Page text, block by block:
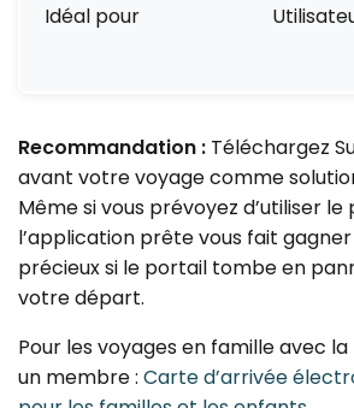
Idéal pour
Recommandation : Téléchargez
avant votre voyage comme
Même si vous prévoyez d’utiliser
l’application prête vous fait
précieux si le portail tombe en
votre départ.
Pour les voyages en famille avec
un membre : Carte d’arrivée